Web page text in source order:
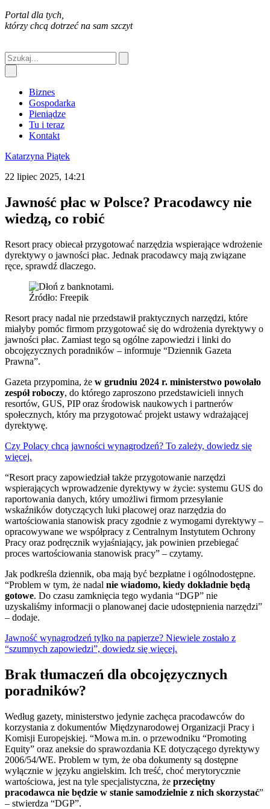
Portal dla tych,
którzy chcą dotrzeć na sam szczyt
Biznes
Gospodarka
Pieniądze
Tu i teraz
Kontakt
Katarzyna Piątek
22 lipiec 2025, 14:21
Jawność płac w Polsce? Pracodawcy nie
wiedzą, co robić
Resort pracy obiecał przygotować narzędzia wspierające wdrożenie
dyrektywy o jawności płac. Jednak pracodawcy mają związane
ręce, sprawdź dlaczego.
Źródło: Freepik
Resort pracy nadal nie przedstawił praktycznych narzędzi, które
miałyby pomóc firmom przygotować się do wdrożenia dyrektywy o
jawności płac. Zamiast tego są ogólne zapowiedzi i linki do
obcojęzycznych poradników – informuje “Dziennik Gazeta
Prawna”.
Gazeta przypomina, że w grudniu 2024 r. ministerstwo powołało
zespół roboczy, do którego zaproszono przedstawicieli innych
resortów, GUS, PIP oraz środowisk naukowych i partnerów
społecznych, który ma przygotować projekt ustawy wdrażającej
dyrektywę.
Czy Polacy chcą jawności wynagrodzeń? To zależy, dowiedz się
więcej.
“Resort pracy zapowiedział także przygotowanie narzędzi
wspierających wprowadzenie dyrektywy w życie: systemu GUS do
raportowania danych, który umożliwi firmom przesyłanie
wskaźników dotyczących luki płacowej oraz narzędzia do
wartościowania stanowisk pracy zgodnie z wymogami dyrektywy –
opracowywane we współpracy z Centralnym Instytutem Ochrony
Pracy oraz podręcznik wyjaśniający, jak powinien przebiegać
proces wartościowania stanowisk pracy” – czytamy.
Jak podkreśla dziennik, oba mają być bezpłatne i ogólnodostępne.
“Problem w tym, że nadal nie wiadomo, kiedy dokładnie będą
gotowe. Do czasu zamknięcia tego wydania “DGP” nie
uzyskaliśmy informacji o planowanej dacie udostępnienia narzędzi”
– dodaje.
Jawność wynagrodzeń tylko na papierze? Niewiele zostało z
“szumnych zapowiedzi”, dowiedz się więcej.
Brak tłumaczeń dla obcojęzycznych
poradników?
Według gazety, ministerstwo jedynie zachęca pracodawców do
korzystania z dokumentów Międzynarodowej Organizacji Pracy i
Komisji Europejskiej. “Mowa m.in. o przewodniku “Promoting
Equity” oraz aneksie do sprawozdania KE dotyczącego dyrektywy
2006/54/WE. Problem w tym, że oba dokumenty są dostępne
wyłącznie w języku angielskim. Ich treść, choć merytorycznie
wartościowa, jest na tyle specjalistyczna, że przeciętny
pracodawca nie będzie w stanie samodzielnie z nich skorzystać”
– stwierdza “DGP”.